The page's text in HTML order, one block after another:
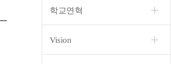
학교연혁
Vision